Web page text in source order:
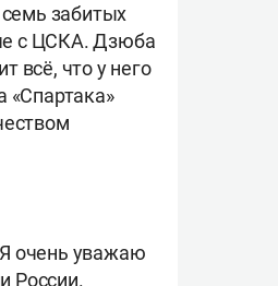
забитых
с ЦСКА. Дзюба
всё, что у него
«Спартака»
очень уважаю
России.